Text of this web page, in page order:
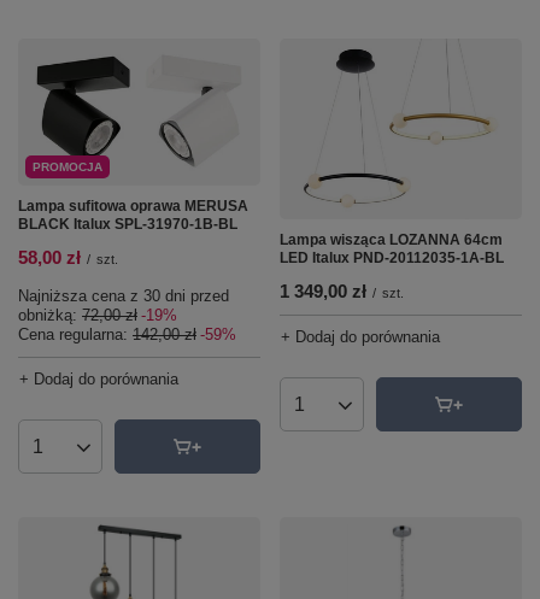
PROMOCJA
Lampa sufitowa oprawa MERUSA
BLACK Italux SPL-31970-1B-BL
58,00 zł / szt.
Najniższa cena z 30 dni przed
obniżką: 72,00 zł -19%
Cena regularna: 142,00 zł -59%
+ Dodaj do porównania
Ilość produktów
Lampa wisząca LOZANNA 64cm
LED Italux PND-20112035-1A-BL
1 349,00 zł / szt.
+ Dodaj do porównania
Ilość produktów